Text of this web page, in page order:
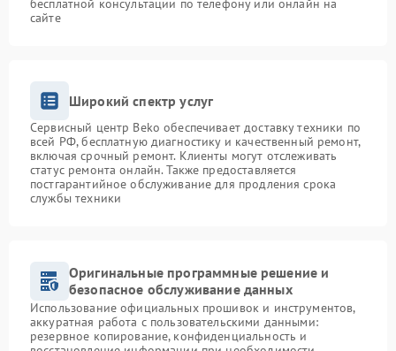
бесплатной консультации по телефону или онлайн на
сайте
Широкий спектр услуг
Сервисный центр Beko обеспечивает доставку техники по
всей РФ, бесплатную диагностику и качественный ремонт,
включая срочный ремонт. Клиенты могут отслеживать
статус ремонта онлайн. Также предоставляется
постгарантийное обслуживание для продления срока
службы техники
Оригинальные программные решение и
безопасное обслуживание данных
Использование официальных прошивок и инструментов,
аккуратная работа с пользовательскими данными:
резервное копирование, конфиденциальность и